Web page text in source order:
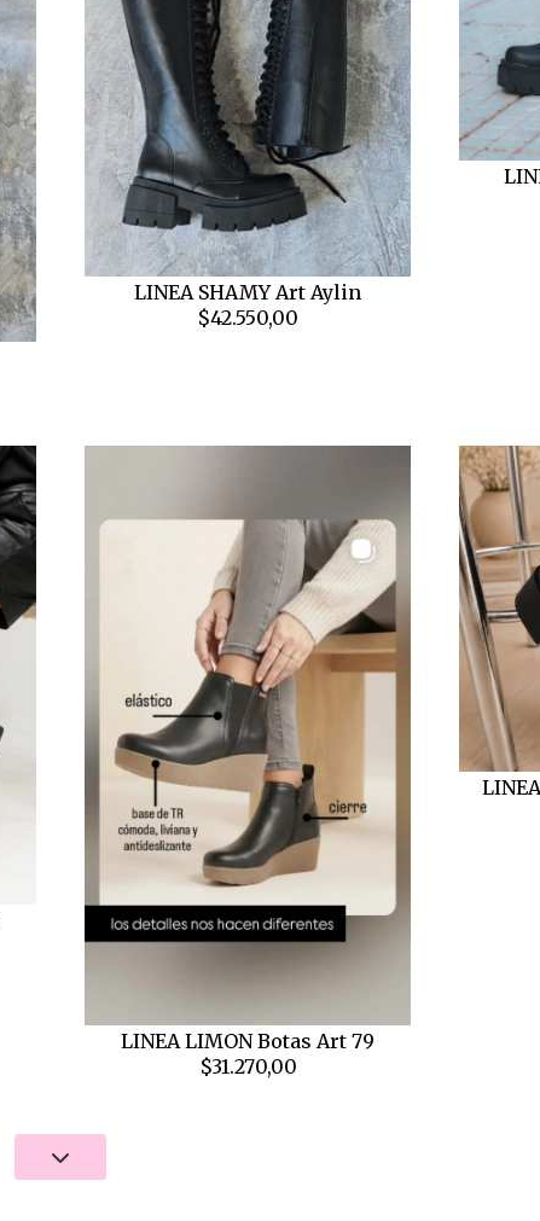
LINEA SHAMY Art Aylin
$42.550,00
LINEA LIMON Botas Art 79
$31.270,00